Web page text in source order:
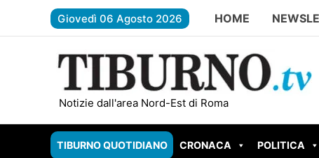
Giovedì 06 Agosto 2026 HOME
Notizie dall'area Nord-Est di Roma
TIVOLI – Evade e rapina il
TIBURNO QUOTIDIANO CRONACA POLITICA